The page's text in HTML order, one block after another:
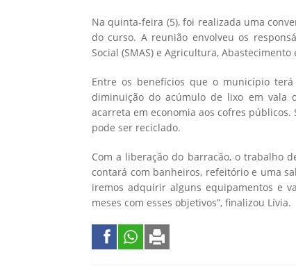
Na quinta-feira (5), foi realizada uma
do curso. A reunião envolveu os
Social (SMAS) e Agricultura,
Entre os benefícios que o município
diminuição do acúmulo de lixo em vala
acarreta em economia aos cofres
pode ser reciclado.
Com a liberação do barracão, o trabalho
contará com banheiros, refeitório e uma
iremos adquirir alguns equipamentos e
meses com esses objetivos”, finalizou Lívia.